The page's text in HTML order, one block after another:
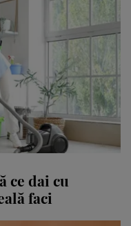
dai cu
faci